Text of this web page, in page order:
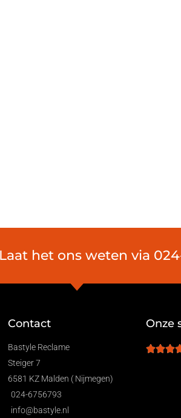
het ons weten via
Contact
Bastyle Reclame
Steiger 7
6581 KZ Malden ( Nijmegen)
024-6756793
info@bastyle.nl
Onze